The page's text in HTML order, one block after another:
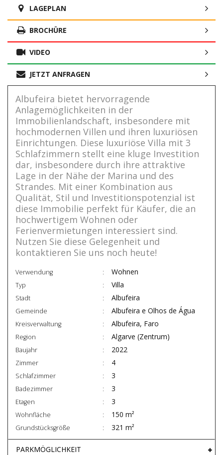
LAGEPLAN
BROCHÜRE
VIDEO
JETZT ANFRAGEN
Albufeira bietet hervorragende
Anlagemöglichkeiten in der
Immobilienlandschaft, insbesondere mit
hochmodernen Villen und ihren luxuriösen
Einrichtungen. Diese luxuriöse Villa mit 3
Schlafzimmern stellt eine kluge Investition
dar, insbesondere durch ihre attraktive
Lage in der Nähe der Marina und des
Strandes. Mit einer Kombination aus
Qualität, Stil und Investitionspotenzial ist
diese Immobilie perfekt für Käufer, die an
hochwertigem Wohnen oder
Ferienvermietungen interessiert sind.
Nutzen Sie diese Gelegenheit und
kontaktieren Sie uns noch heute!
Verwendung Wohnen
Typ Villa
Stadt Albufeira
Gemeinde Albufeira e Olhos de Água
Kreisverwaltung Albufeira, Faro
Region Algarve (Zentrum)
Baujahr 2022
Zimmer 4
Schlafzimmer 3
Badezimmer 3
Etagen 3
Wohnfläche 150 m²
Grundstücksgröße 321 m²
PARKMÖGLICHKEIT